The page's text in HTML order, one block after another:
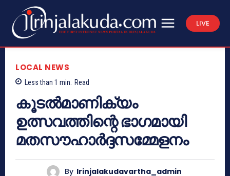
LIVE
LOCAL NEWS
Less than 1 min. Read
കൂടല്‍മാണിക്യം
ഉത്സവത്തിന്റെ ഭാഗമായി
മതസൗഹാര്‍ദ്ദസമ്മേളനം
By Irinjalakudavartha_admin